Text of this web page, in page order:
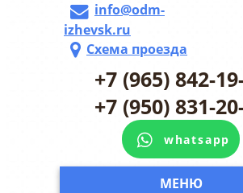
info@odm-
izhevsk.ru
Схема проезда
+7 (965) 842-
+7 (950) 831-
whatsapp
МЕНЮ